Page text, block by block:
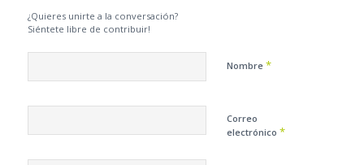
¿Quieres unirte a la conversación?
Siéntete libre de contribuir!
Nombre *
Correo
electrónico *